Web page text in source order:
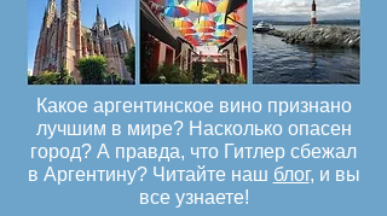
Какое аргентинское вино признано
лучшим в мире? Насколько опасен
город? А правда, что Гитлер сбежал
в Аргентину? Читайте наш блог, и вы
все узнаете!